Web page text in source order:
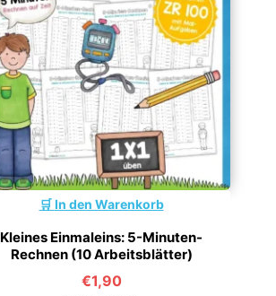
In den Warenkorb
Kleines Einmaleins: 5-Minuten-
Rechnen (10 Arbeitsblätter)
€1,90